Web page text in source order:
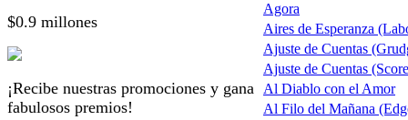
$0.9 millones
¡Recibe nuestras promociones y gana
fabulosos premios!
Agora
Aires de Esperanza
Ajuste de Cuentas
Ajuste de Cuentas
Al Diablo con el Amor
Al Filo del Mañana